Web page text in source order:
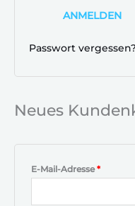
ANMELDEN
Passwort vergessen?
Neues
E-Mail-Adresse*